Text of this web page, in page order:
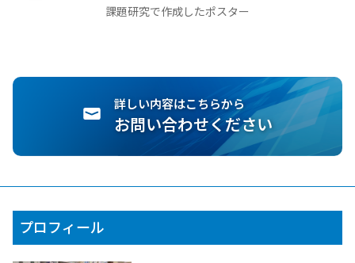
課題研究で作成したポスター
詳しい内容はこちらから
お問い合わせください
プロフィール